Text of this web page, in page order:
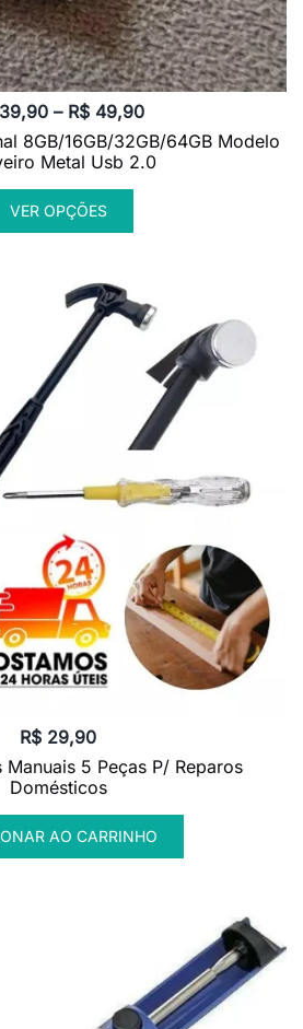
39,90 – R$ 49,90Faixa
de
preço:
8GB/16GB/32GB/64GB Modelo
Metal Usb 2.0
VER OPÇÕES
Este
variantes.
As
opções
podem
ser
escolhidas
na
página
produto
R$ 29,90
Manuais 5 Peças P/ Reparos
Domésticos
AO CARRINHO